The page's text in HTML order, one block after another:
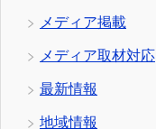
メディア掲載
メディア取材対応
最新情報
地域情報